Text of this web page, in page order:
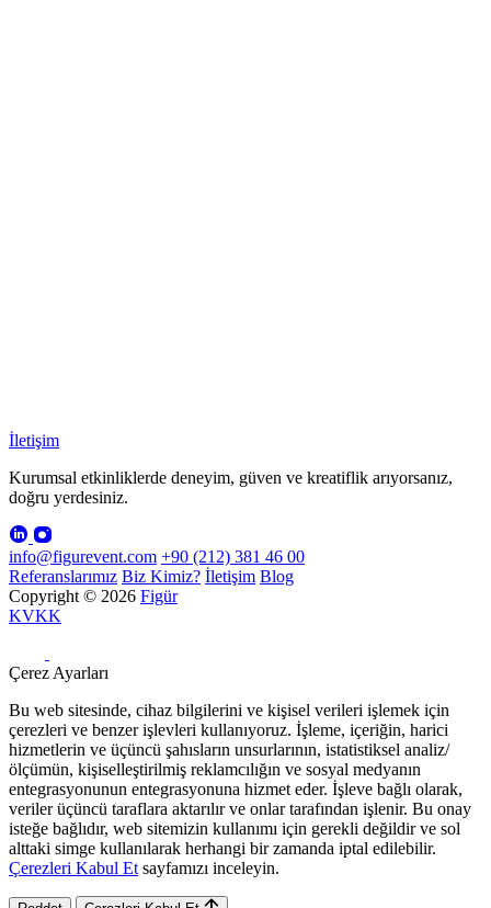
İletişim
Kurumsal etkinliklerde deneyim, güven ve kreatiflik arıyorsanız,
doğru yerdesiniz.
info@figurevent.com +90 (212) 381 46 00
Referanslarımız Biz Kimiz? İletişim Blog
Copyright © 2026 Figür
KVKK
Çerez Ayarları
Bu web sitesinde, cihaz bilgilerini ve kişisel verileri işlemek için
çerezleri ve benzer işlevleri kullanıyoruz. İşleme, içeriğin, harici
hizmetlerin ve üçüncü şahısların unsurlarının, istatistiksel analiz/
ölçümün, kişiselleştirilmiş reklamcılığın ve sosyal medyanın
entegrasyonunun entegrasyonuna hizmet eder. İşleve bağlı olarak,
veriler üçüncü taraflara aktarılır ve onlar tarafından işlenir. Bu onay
isteğe bağlıdır, web sitemizin kullanımı için gerekli değildir ve sol
alttaki simge kullanılarak herhangi bir zamanda iptal edilebilir.
Çerezleri Kabul Etsayfamızı inceleyin.